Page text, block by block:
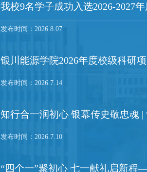
发布时间：2026.8.07
银川能源学院2026年度校级科研
发布时间：2026.7.14
发布时间：2026.7.10